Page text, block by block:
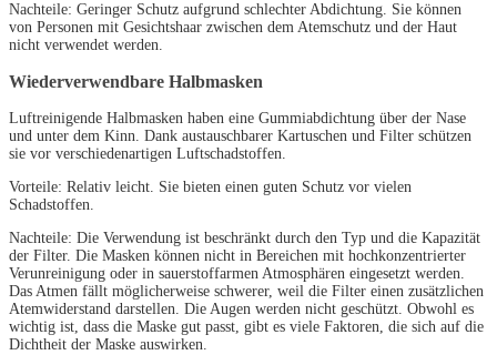
Nachteile: Geringer Schutz aufgrund schlechter Abdichtung. Sie können
von Personen mit Gesichtshaar zwischen dem Atemschutz und der Haut
nicht verwendet werden.
Wiederverwendbare Halbmasken
Luftreinigende Halbmasken haben eine Gummiabdichtung über der Nase
und unter dem Kinn. Dank austauschbarer Kartuschen und Filter schützen
sie vor verschiedenartigen Luftschadstoffen.
Vorteile: Relativ leicht. Sie bieten einen guten Schutz vor vielen
Schadstoffen.
Nachteile: Die Verwendung ist beschränkt durch den Typ und die Kapazität
der Filter. Die Masken können nicht in Bereichen mit hochkonzentrierter
Verunreinigung oder in sauerstoffarmen Atmosphären eingesetzt werden.
Das Atmen fällt möglicherweise schwerer, weil die Filter einen zusätzlichen
Atemwiderstand darstellen. Die Augen werden nicht geschützt. Obwohl es
wichtig ist, dass die Maske gut passt, gibt es viele Faktoren, die sich auf die
Dichtheit der Maske auswirken.